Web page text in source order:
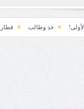
خذ وطالب قطار المصالح!!